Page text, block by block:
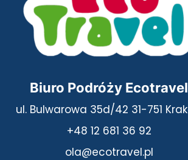
Biuro Podróży Ecotravel
ul. Bulwarowa 35d/42 31-751
+48 12 681 36 92
ola@ecotravel.pl